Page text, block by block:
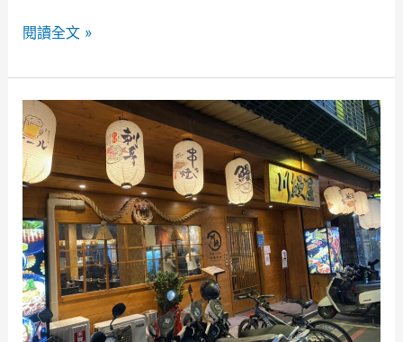
【
北
中
山
】
丼
。
捷
運
行
天
宮
閱讀全文 »